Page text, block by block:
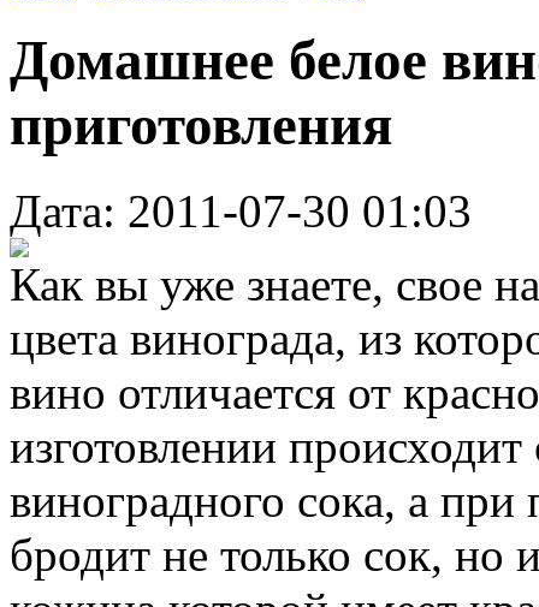
Домашнее белое
приготовления
Дата: 2011-07-30 01:03
Как вы уже знаете, свое
цвета винограда, из
вино отличается от
изготовлении
виноградного сока, а при
бродит не только сок, но